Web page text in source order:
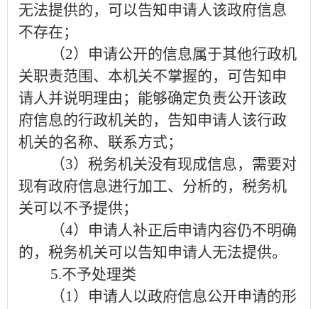
无法提供的，可以告知申请人该政府信息
不存在；
（2）申请公开的信息属于其他行政机
关职责范围、本机关不掌握的，可告知申
请人并说明理由；能够确定负责公开该政
府信息的行政机关的，告知申请人该行政
机关的名称、联系方式；
（3）税务机关没有现成信息，需要对
现有政府信息进行加工、分析的，税务机
关可以不予提供；
（4）申请人补正后申请内容仍不明确
的，税务机关可以告知申请人无法提供。
5.不予处理类
（1 ）申请人以政府信息公开申请的形